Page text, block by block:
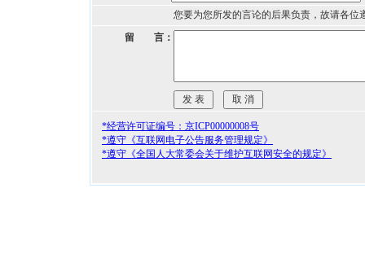
您要为您所发的言论的后果负责，故请各位
留 言：
*经营许可证编号：京ICP00000008号
*遵守《互联网电子公告服务管理规定》
*遵守《全国人大常委会关于维护互联网安全的规定》